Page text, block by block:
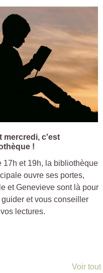
mercredi, c'est
!
17h et 19h, la bibliothèque
ouvre ses portes,
et Genevieve sont là pour
et vous conseiller
lectures.
Voir tout